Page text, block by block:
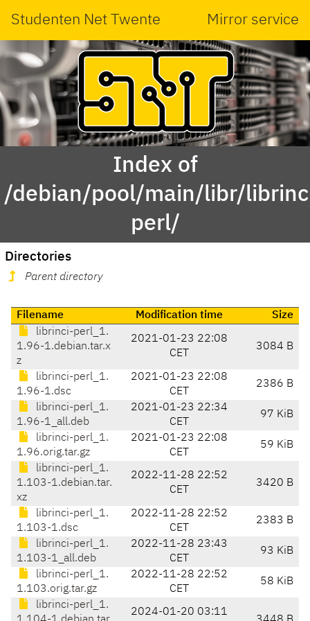
Studenten Net Twente Mirror service
Index of
/debian/pool/main/libr/
perl/
Directories
Parent directory
Filename Modification time
Size
librinci-perl_1.
1.96-1.debian.tar.x
z
2021-01-23 22:08
CET
3084 B
librinci-perl_1.
1.96-1.dsc
2021-01-23 22:08
CET
2386 B
librinci-perl_1.
1.96-1_all.deb
2021-01-23 22:34
CET
97 KiB
librinci-perl_1.
1.96.orig.tar.gz
2021-01-23 22:08
CET
59 KiB
librinci-perl_1.
1.103-1.debian.tar.
xz
2022-11-28 22:52
CET
3420 B
librinci-perl_1.
1.103-1.dsc
2022-11-28 22:52
CET
2383 B
librinci-perl_1.
1.103-1_all.deb
2022-11-28 23:43
CET
93 KiB
librinci-perl_1.
1.103.orig.tar.gz
2022-11-28 22:52
CET
58 KiB
librinci-perl_1.
2024-01-20 03:11